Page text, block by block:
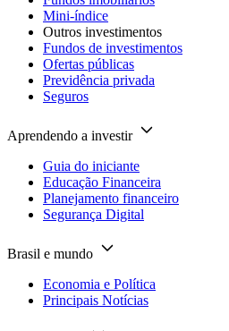
Mini-índice
Outros investimentos
Fundos de investimentos
Ofertas públicas
Previdência privada
Seguros
Aprendendo a investir
Guia do iniciante
Educação Financeira
Planejamento financeiro
Segurança Digital
Brasil e mundo
Economia e Política
Principais Notícias